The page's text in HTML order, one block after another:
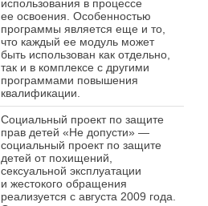
использования в процессе
ее освоения. Особенностью
программы является еще и то,
что каждый ее модуль может
быть использован как отдельно,
так и в комплексе с другими
программами повышения
квалификации.
Социальный проект по защите
прав детей «Не допусти» —
социальный проект по защите
детей от похищений,
сексуальной эксплуатации
и жестокого обращения
реализуется с августа 2009 года.